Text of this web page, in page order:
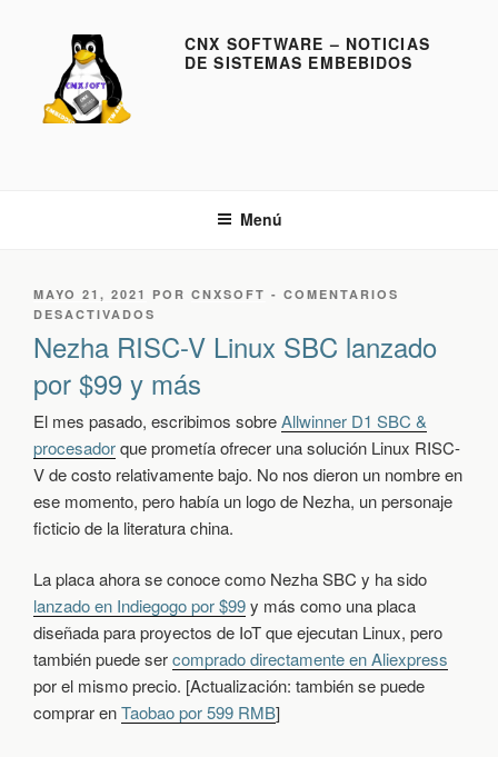
CNX SOFTWARE – NOTICIAS
DE SISTEMAS EMBEBIDOS
Menú
P
U
L
C
A
D
O
E
MAYO 21, 2021 POR CNXSOFT - COMENTARIOS
DESACTIVADOS
N
Z
A
R
I
C
-
L
N
U
X
B
C
Nezha RISC-V Linux SBC lanzado
por $99 y más
El mes pasado, escribimos sobreAllwinner D1 SBC &
procesadorque prometía ofrecer una solución Linux RISC-
V de costo relativamente bajo. No nos dieron un nombre en
ese momento, pero había un logo de Nezha, un personaje
ficticio de la literatura china.
La placa ahora se conoce como Nezha SBC y ha sido
lanzado en Indiegogo por $99y más como una placa
diseñada para proyectos de IoT que ejecutan Linux, pero
también puede sercomprado directamente en Aliexpress
por el mismo precio. [Actualización: también se puede
comprar enTaobao por 599 RMB]